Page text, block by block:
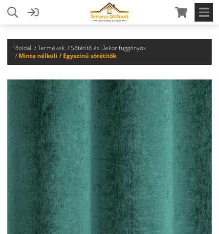
Főoldal Termékek
Sötétítő és Dekor függönyök
Minta nélküli / Egyszínű sötétítők